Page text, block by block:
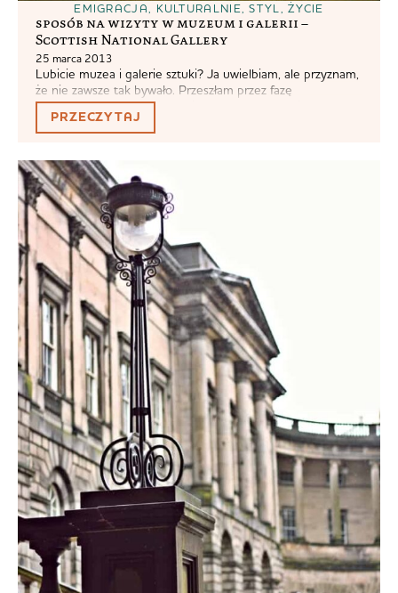
EMIGRACJA KULTURALNIE ,STYL ,ŻYCIE
sposób na wizyty w muzeum i galerii –
Scottish National Gallery
25 marca 2013
Lubicie muzea i galerie sztuki? Ja uwielbiam, ale przyznam,
że nie zawsze tak bywało. Przeszłam przez fazę
absolutnego zakochania w wieku pacholęcym, kiedy z
jakiegoś powodu każdy eskponat czy obraz wywoływał u
mnie nabożny szacunek i czułam, że nie mogę go ominąć,
identycznych średniowiecznych monet czy...
PRZECZYTAJ